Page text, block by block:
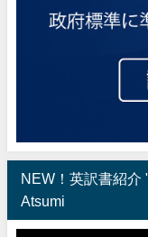
NEW！英訳書紹介
Atsumi